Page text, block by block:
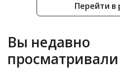
Перейти в
Вы недавно
просматривали